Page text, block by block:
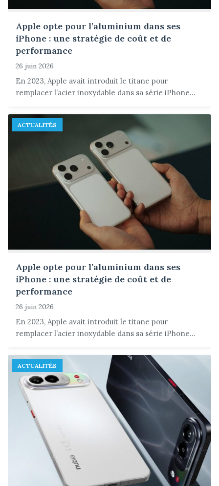
Apple opte pour l’aluminium dans ses
iPhone : une stratégie de coût et de
performance
26 juin 2026
En 2023, Apple avait introduit le titane pour
remplacer l’acier inoxydable dans sa série iPhone...
ACTUALITÉS
Apple opte pour l’aluminium dans ses
iPhone : une stratégie de coût et de
performance
26 juin 2026
En 2023, Apple avait introduit le titane pour
remplacer l’acier inoxydable dans sa série iPhone...
ACTUALITÉS